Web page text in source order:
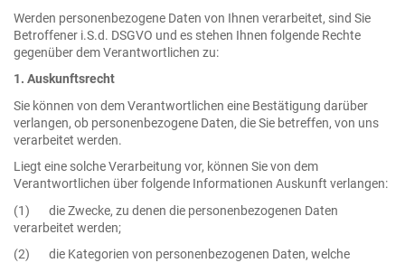
Werden personenbezogene Daten von Ihnen verarbeitet, sind Sie
Betroffener i.S.d. DSGVO und es stehen Ihnen folgende Rechte
gegenüber dem Verantwortlichen zu:
1. Auskunftsrecht
Sie können von dem Verantwortlichen eine Bestätigung darüber
verlangen, ob personenbezogene Daten, die Sie betreffen, von uns
verarbeitet werden.
Liegt eine solche Verarbeitung vor, können Sie von dem
Verantwortlichen über folgende Informationen Auskunft verlangen:
(1) die Zwecke, zu denen die personenbezogenen Daten
verarbeitet werden;
(2) die Kategorien von personenbezogenen Daten, welche